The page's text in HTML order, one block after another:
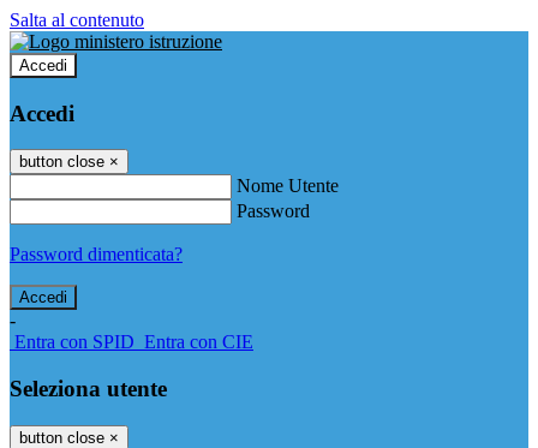
Salta al contenuto
Accedi
Accedi
button close ×
Nome Utente
Password
Password dimenticata?
-
Entra con SPID Entra con CIE
Seleziona utente
button close ×